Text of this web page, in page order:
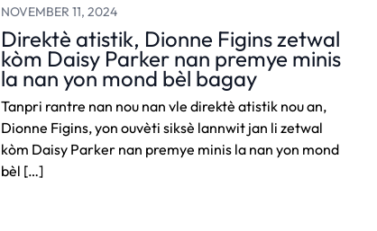
NOVEMBER 11, 2024
Direktè atistik, Dionne Figins zetwal
kòm Daisy Parker nan premye minis
la nan yon mond bèl bagay
Tanpri rantre nan nou nan vle direktè atistik nou an,
Dionne Figins, yon ouvèti siksè lannwit jan li zetwal
kòm Daisy Parker nan premye minis la nan yon mond
bèl […]